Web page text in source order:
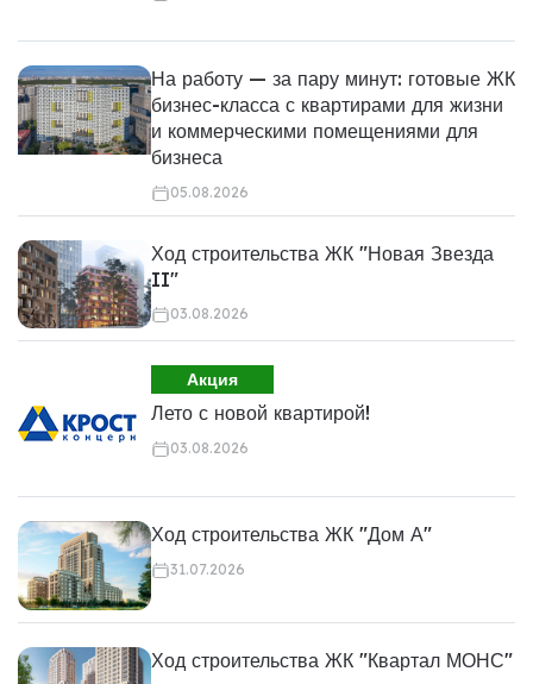
На работу — за пару минут: готовые ЖК
бизнес-класса с квартирами для жизни
и коммерческими помещениями для
бизнеса
05.08.2026
Ход строительства ЖК "Новая Звезда
II"
03.08.2026
Акция
Лето с новой квартирой!
03.08.2026
Ход строительства ЖК "Дом А"
31.07.2026
Ход строительства ЖК "Квартал МОНС"